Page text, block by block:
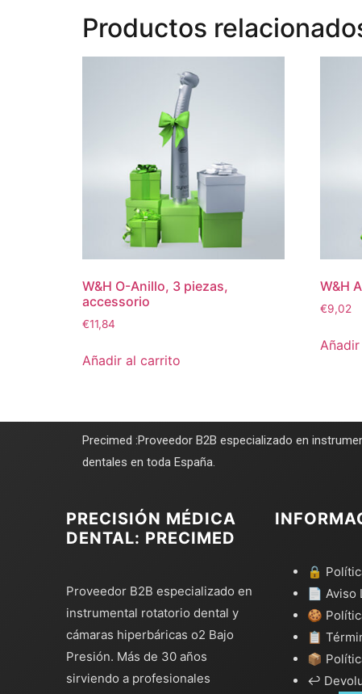
Productos
W&H O-Anillo, 3 piezas,
accessorio
€11,84
Añadir al carrito
W&H
€9,02
Precimed :Proveedor B2B especializado en
dentales en toda España.
PRECISIÓN MÉDICA
DENTAL: PRECIMED
Proveedor B2B especializado en
instrumental rotatorio dental y
cámaras hiperbáricas o2 Bajo
Presión. Más de 30 años
sirviendo a profesionales
🔒
📄 Aviso
🍪
📋
📦
↩️